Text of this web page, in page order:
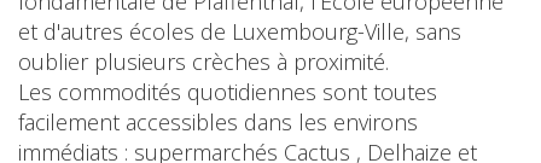
et d'autres écoles de Luxembourg-Ville, sans
oublier plusieurs crèches à proximité.
Les commodités quotidiennes sont toutes
facilement accessibles dans les environs
immédiats : supermarchés Cactus , Delhaize et